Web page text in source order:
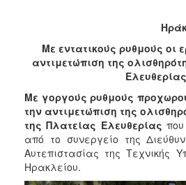
2016
2015
2013
2012
2011
2010
2006
Με εντατικούς ρυθμούς οι
αντιμετώπιση της
Ελευθερίας
Με γοργούς ρυθμούς
την αντιμετώπιση της
της Πλατείας Ελευθερίας
από το συνεργείο της
Αυτεπιστασίας της Τεχνικής
Ηρακλείου.